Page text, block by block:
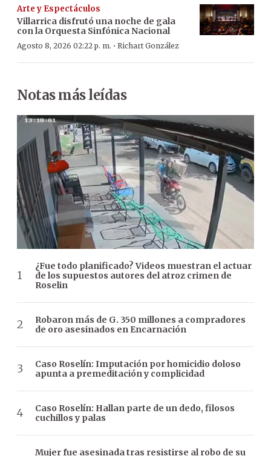
Arte y Espectáculos
Villarrica disfrutó una noche de gala
con la Orquesta Sinfónica Nacional
Agosto 8, 2026 02:22 p. m. · Richart González
Notas más leídas
¿Fue todo planificado? Videos muestran el actuar
de los supuestos autores del atroz crimen de
Roselin
Robaron más de G. 350 millones a compradores
de oro asesinados en Encarnación
Caso Roselín: Imputación por homicidio doloso
apunta a premeditación y complicidad
Caso Roselín: Hallan parte de un dedo, filosos
cuchillos y palas
Mujer fue asesinada tras resistirse al robo de su